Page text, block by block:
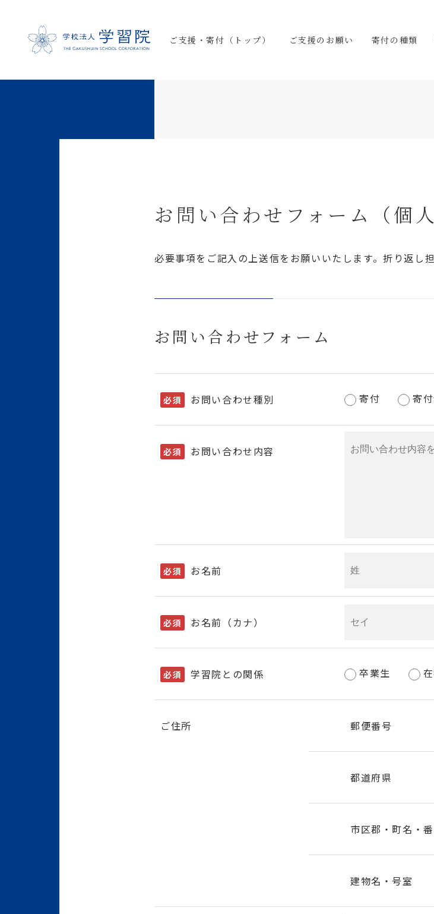
ご支援・寄付（トップ） ご支援のお願い 寄付の種類
お問い合わせフォーム（個人
必要事項をご記入の上送信をお願いいたします。折り返し
お問い合わせフォーム
必須 お問い合わせ種別 寄付 寄
必須 お問い合わせ内容
必須 お名前
必須 お名前（カナ）
必須 学習院との関係 卒業生
ご住所 郵便番号
都道府県
市区郡・町名・
建物名・号室